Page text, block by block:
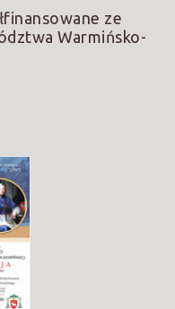
ze
Warmińsko-